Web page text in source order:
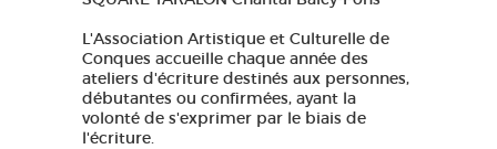
EDUCATIF GR 65 GROUPES PRESSE
MA SÉLECTION
L'Association Artistique et Culturelle de
Conques accueille chaque année des
ateliers d'écriture destinés aux personnes,
débutantes ou confirmées, ayant la
volonté de s'exprimer par le biais de
l'écriture.